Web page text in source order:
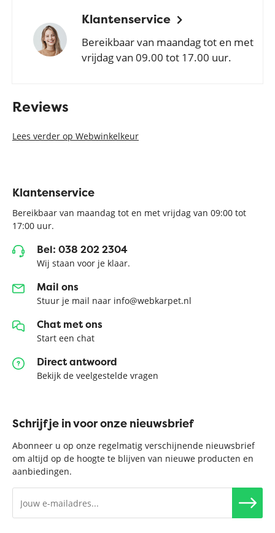
Klantenservice
Bereikbaar van maandag tot en met
vrijdag van 09.00 tot 17.00 uur.
Reviews
Lees verder op Webwinkelkeur
Klantenservice
Bereikbaar van maandag tot en met vrijdag van 09:00 tot
17:00 uur.
Bel: 038 202 2304
Wij staan voor je klaar.
Mail ons
Stuur je mail naar info@webkarpet.nl
Chat met ons
Start een chat
Direct antwoord
Bekijk de veelgestelde vragen
Schrijf je in voor onze nieuwsbrief
Abonneer u op onze regelmatig verschijnende nieuwsbrief
om altijd op de hoogte te blijven van nieuwe producten en
aanbiedingen.